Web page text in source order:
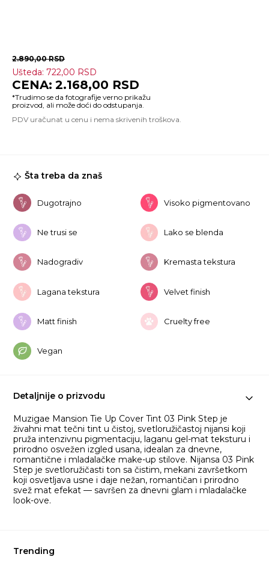
2.890,00RSD
Ušteda: 722,00 RSD
2.168,00 RSD
Šta treba da znaš
Dugotrajno Visoko pigmentovano
Ne trusi se Lako se blenda
Nadogradiv Kremasta tekstura
Lagana tekstura Velvet finish
Matt finish Cruelty free
Vegan
Detaljnije o prizvodu
Muzigae Mansion Tie Up Cover Tint 03 Pink Step je
živahni mat tečni tint u čistoj, svetloružičastoj nijansi koji
pruža intenzivnu pigmentaciju, laganu gel-mat teksturu i
prirodno osvežen izgled usana, idealan za dnevne,
romantične i mladalačke make-up stilove. Nijansa 03 Pink
Step je svetloružičasti ton sa čistim, mekani završetkom
koji osvetljava usne i daje nežan, romantičan i prirodno
svež mat efekat — savršen za dnevni glam i mladalačke
look-ove.
Trending